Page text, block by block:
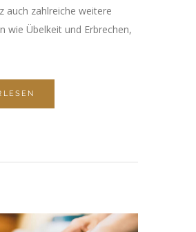
auch zahlreiche weitere
wie Übelkeit und Erbrechen,